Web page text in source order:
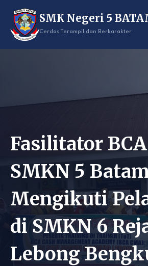
content
SMK Negeri 5
Cerdas Terampil dan Berkarakter
Fasilitator
SMKN 5
Mengikuti
di SMKN 6
Lebong